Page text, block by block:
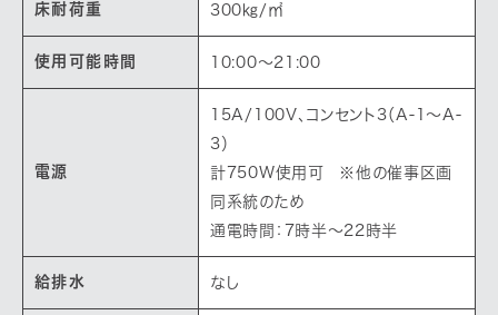
床耐荷重 300㎏/㎡
使用可能時間 10:00〜21:00
電源
15A/100V、コンセント3（A-1～A-
3）
計750W使用可 ※他の催事区画
同系統のため
通電時間：7時半～22時半
給排水 なし